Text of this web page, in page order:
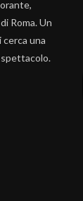
Roma. Un
cerca una
spettacolo.